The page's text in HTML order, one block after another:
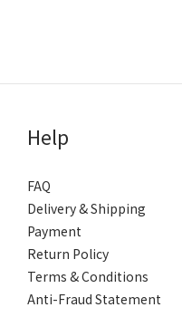
Help
FAQ
Delivery & Shipping
Payment
Return Policy
Terms & Conditions
Anti-Fraud Statement